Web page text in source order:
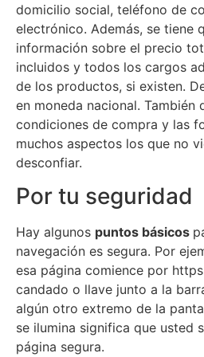
domicilio social, teléfono de
electrónico. Además, se tiene
información sobre el precio
incluidos y todos los cargos
de los productos, si existen.
en moneda nacional. También
condiciones de compra y las
muchos aspectos los que no
desconfiar.
Por tu seguridad
Hay algunos puntos básicos
navegación es segura. Por
esa página comience por
candado o llave junto a la
algún otro extremo de la
se ilumina significa que usted
página segura.